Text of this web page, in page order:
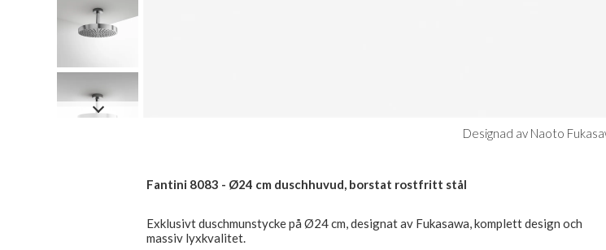
Designad av Naoto
Fantini 8083 - Ø24 cm duschhuvud, borstat rostfritt stål
Exklusivt duschmunstycke på Ø24 cm, designat av Fukasawa, komplett design och
massiv lyxkvalitet.